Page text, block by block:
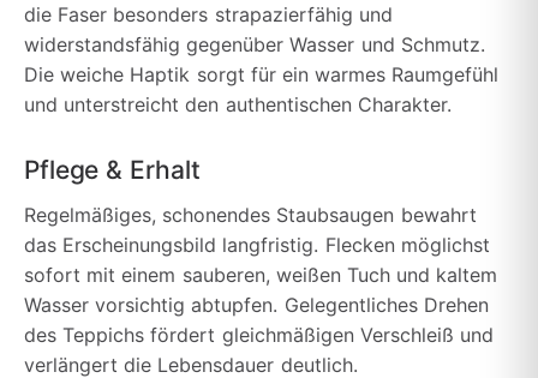
die Faser besonders strapazierfähig und
widerstandsfähig gegenüber Wasser und Schmutz.
Die weiche Haptik sorgt für ein warmes Raumgefühl
und unterstreicht den authentischen Charakter.
Pflege & Erhalt
Regelmäßiges, schonendes Staubsaugen bewahrt
das Erscheinungsbild langfristig. Flecken möglichst
sofort mit einem sauberen, weißen Tuch und kaltem
Wasser vorsichtig abtupfen. Gelegentliches Drehen
des Teppichs fördert gleichmäßigen Verschleiß und
verlängert die Lebensdauer deutlich.